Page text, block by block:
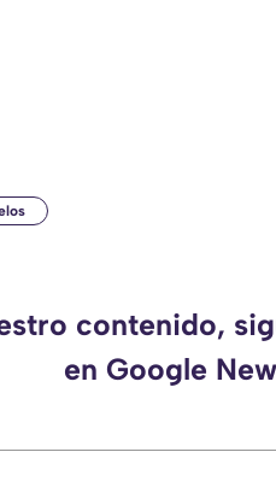
contenido,
en Google